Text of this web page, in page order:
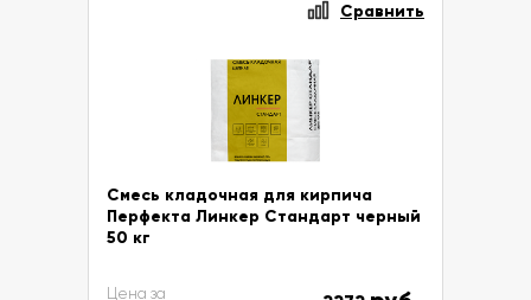
Сравнить
Смесь кладочная для кирпича
Перфекта Линкер Стандарт черный
50 кг
Цена за